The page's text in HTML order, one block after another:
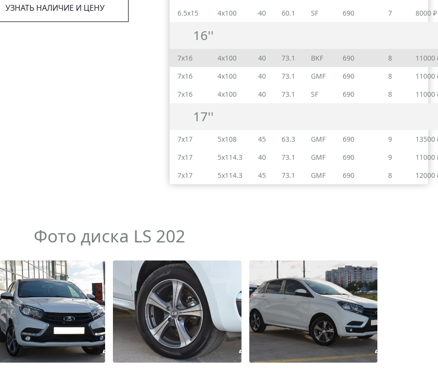
УЗНАТЬ НАЛИЧИЕ И ЦЕНУ
6.5x15
4x100 40 60.1 SF 690 7 8000 ₽
16''
7x16 4x100 40 73.1 BKF 690 8
11000
7x16
4x100 40 73.1 GMF 690 8
11000
7x16
4x100 40 73.1 SF 690 8 11000
17''
7x17 5x108 45 63.3 GMF 690 9
13500
7x17
5x114.3 40 73.1 GMF 690 9
11000
7x17
5x114.3 45 73.1 GMF 690 8 12000
Фото диска LS 202